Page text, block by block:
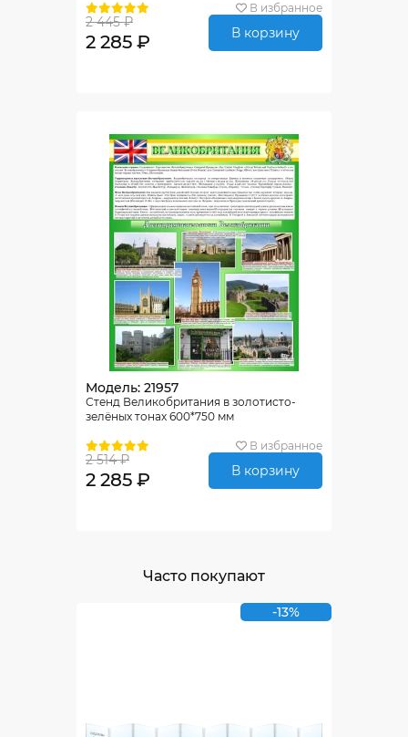
В избранное
2 445 ₽
2 285 ₽ В корзину
Модель: 21957
Стенд Великобритания в золотисто-
зелёных тонах 600*750 мм
В избранное
2 514 ₽
2 285 ₽ В корзину
Часто покупают
-13%